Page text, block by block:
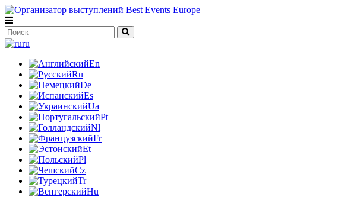
ru
En
Ru
De
Es
Ua
Pt
Nl
Fr
Et
Pl
Cz
Tr
Hu